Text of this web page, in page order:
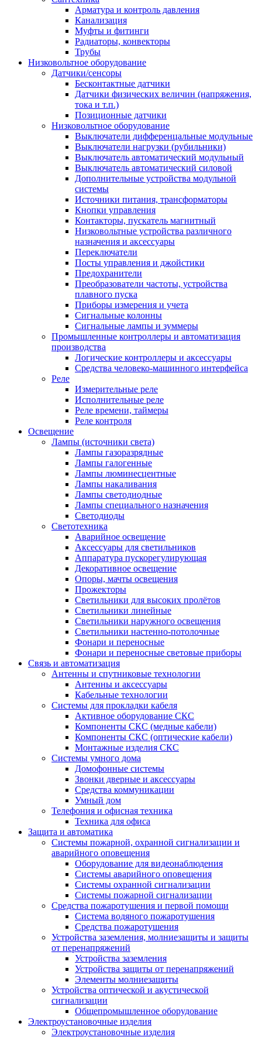
Арматура и контроль давления
Канализация
Муфты и фитинги
Радиаторы, конвекторы
Трубы
Низковольтное оборудование
Датчики/сенсоры
Бесконтактные датчики
Датчики физических величин (напряжения,
тока и т.п.)
Позиционные датчики
Низковольтное оборудование
Выключатели дифференцальные модульные
Выключатели нагрузки (рубильники)
Выключатель автоматический модульный
Выключатель автоматический силовой
Дополнительные устройства модульной
системы
Источники питания, трансформаторы
Кнопки управления
Контакторы, пускатель магнитный
Низковольтные устройства различного
назначения и аксессуары
Переключатели
Посты управления и джойстики
Предохранители
Преобразователи частоты, устройства
плавного пуска
Приборы измерения и учета
Сигнальные колонны
Сигнальные лампы и зуммеры
Промышленные контроллеры и автоматизация
производства
Логические контроллеры и аксессуары
Средства человеко-машинного интерфейса
Реле
Измерительные реле
Исполнительные реле
Реле времени, таймеры
Реле контроля
Освещение
Лампы (источники света)
Лампы газоразрядные
Лампы галогенные
Лампы люминесцентные
Лампы накаливания
Лампы светодиодные
Лампы специального назначения
Светодиоды
Светотехника
Аварийное освещение
Аксессуары для светильников
Аппаратура пускорегулирующая
Декоративное освещение
Опоры, мачты освещения
Прожекторы
Светильники для высоких пролётов
Светильники линейные
Светильники наружного освещения
Светильники настенно-потолочные
Фонари и переносные
Фонари и переносные световые приборы
Связь и автоматизация
Антенны и спутниковые технологии
Антенны и аксессуары
Кабельные технологии
Системы для прокладки кабеля
Активное оборудование СКС
Компоненты СКС (медные кабели)
Компоненты СКС (оптические кабели)
Монтажные изделия СКС
Системы умного дома
Домофонные системы
Звонки дверные и аксессуары
Средства коммуникации
Умный дом
Телефония и офисная техника
Техника для офиса
Защита и автоматика
Системы пожарной, охранной сигнализации и
аварийного оповещения
Оборудование для видеонаблюдения
Системы аварийного оповещения
Системы охранной сигнализации
Системы пожарной сигнализации
Средства пожаротушения и первой помощи
Система водяного пожаротушения
Средства пожаротушения
Устройства заземления, молниезащиты и защиты
от перенапряжений
Устройства заземления
Устройства защиты от перенапряжений
Элементы молниезащиты
Устройства оптической и акустической
сигнализации
Общепромышленное оборудование
Электроустановочные изделия
Электроустановочные изделия